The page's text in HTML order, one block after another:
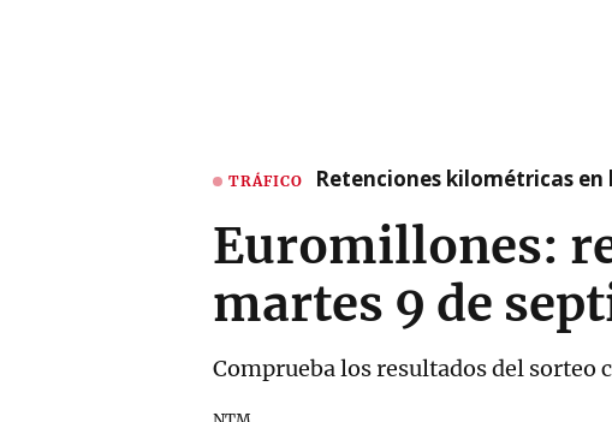
TRÁFICO Retenciones kilométricas
Euromillones:
martes 9 de
Comprueba los resultados del sorteo